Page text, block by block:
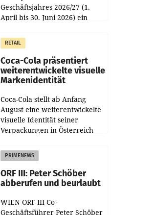
Geschäftsjahres 2026/27 (1.
April bis 30. Juni 2026) ein
Der Umsatz stieg im Vergleich
zur Vorjahresperiode
RETAIL
Coca-Cola präsentiert
weiterentwickelte visuelle
Markenidentität
Coca-Cola stellt ab Anfang
August eine weiterentwickelte
visuelle Identität seiner
Verpackungen in Österreich
Redesigns stehen zentrale
Gestaltungselemente
PRIMENEWS
ORF III: Peter Schöber
abberufen und beurlaubt
WIEN ORF-III-Co-
Geschäftsführer Peter Schöber